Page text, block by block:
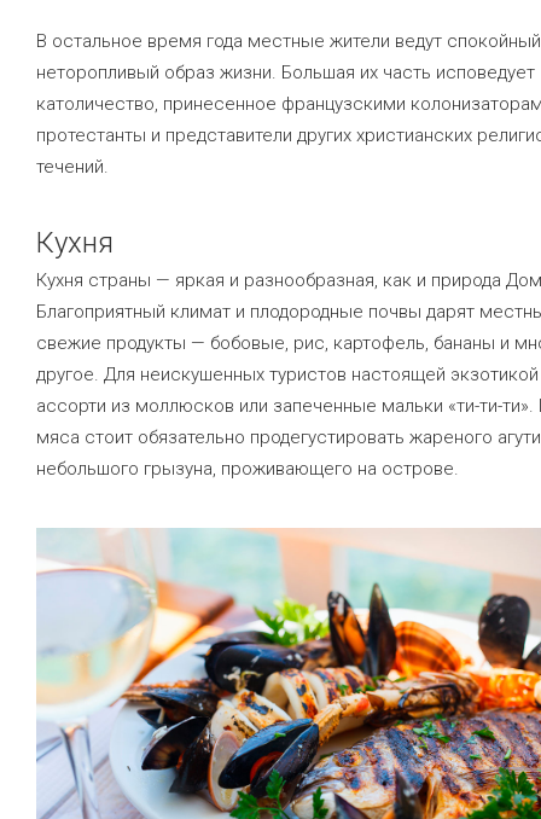
В остальное время года местные жители ведут спокойный
неторопливый образ жизни. Большая их часть исповедует
католичество, принесенное французскими
протестанты и представители других христианских
течений.
Кухня
Кухня страны — яркая и разнообразная, как и природа
Благоприятный климат и плодородные почвы дарят
свежие продукты — бобовые, рис, картофель, бананы и
другое. Для неискушенных туристов настоящей
ассорти из моллюсков или запеченные мальки «ти-ти-
мяса стоит обязательно продегустировать жареного
небольшого грызуна, проживающего на острове.